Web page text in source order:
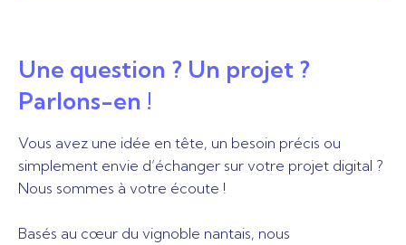
Une question ? Un projet ?
Parlons-en !
Vous avez une idée en tête, un besoin précis ou
simplement envie d’échanger sur votre projet digital ?
Nous sommes à votre écoute !
Basés au cœur du vignoble nantais, nous